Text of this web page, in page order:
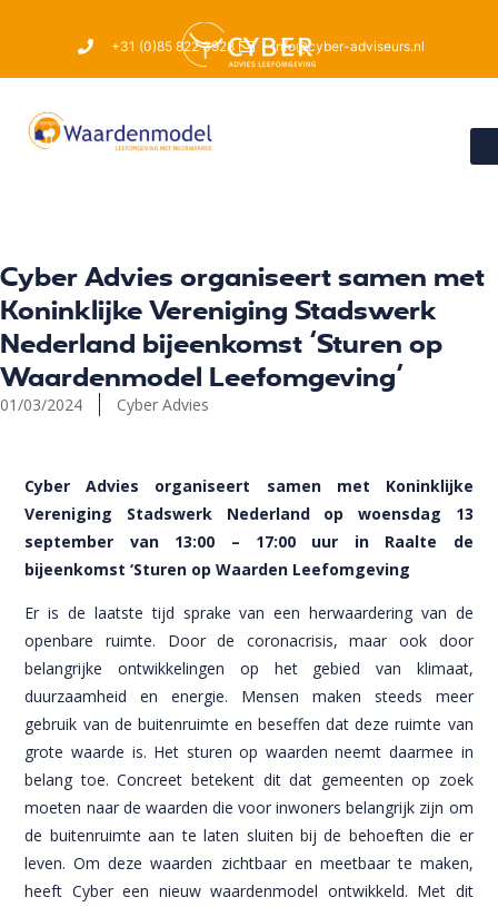
+31 (0)85 822 3928 info@cyber-adviseurs.nl
Cyber Advies organiseert samen met
Koninklijke Vereniging Stadswerk
Nederland bijeenkomst ‘Sturen op
Waardenmodel Leefomgeving’
01/03/2024 Cyber Advies
Cyber Advies organiseert samen met Koninklijke
Vereniging Stadswerk Nederland op woensdag 13
september van 13:00 – 17:00 uur in Raalte de
bijeenkomst ‘Sturen op Waarden Leefomgeving
Er is de laatste tijd sprake van een herwaardering van de
openbare ruimte. Door de coronacrisis, maar ook door
belangrijke ontwikkelingen op het gebied van klimaat,
duurzaamheid en energie. Mensen maken steeds meer
gebruik van de buitenruimte en beseffen dat deze ruimte van
grote waarde is. Het sturen op waarden neemt daarmee in
belang toe. Concreet betekent dit dat gemeenten op zoek
moeten naar de waarden die voor inwoners belangrijk zijn om
de buitenruimte aan te laten sluiten bij de behoeften die er
leven. Om deze waarden zichtbaar en meetbaar te maken,
heeft Cyber een nieuw waardenmodel ontwikkeld. Met dit